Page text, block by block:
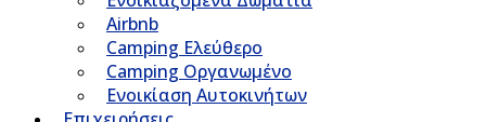
Airbnb
Camping Ελεύθερο
Camping Οργανωμένο
Ενοικίαση Αυτοκινήτων